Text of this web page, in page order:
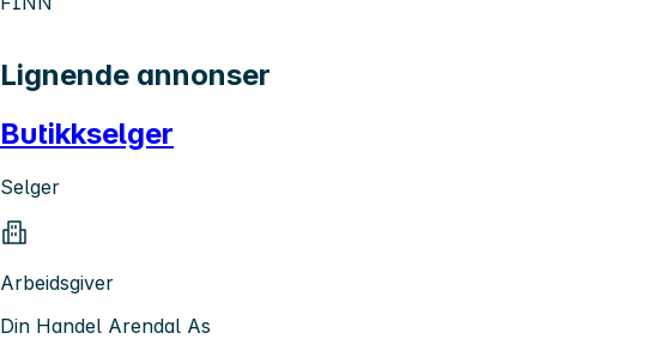
Lignende annonser
Butikkselger
Selger
Arbeidsgiver
Din Handel Arendal As